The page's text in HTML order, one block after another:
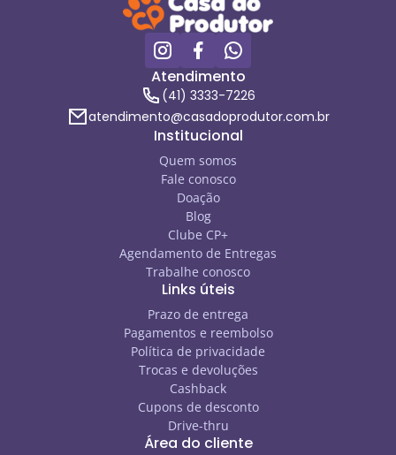
Atendimento
(41) 3333-7226
atendimento@casadoprodutor.com.br
Institucional
Quem somos
Fale conosco
Doação
Blog
Clube CP+
Agendamento de Entregas
Trabalhe conosco
Links úteis
Prazo de entrega
Pagamentos e reembolso
Política de privacidade
Trocas e devoluções
Cashback
Cupons de desconto
Drive-thru
Área do cliente